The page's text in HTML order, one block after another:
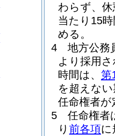
わらず、
当たり15
める。
4
地方公務
より採用
時間は、 第
を超えな
任命権者が
5
任命権者
り 前各項に